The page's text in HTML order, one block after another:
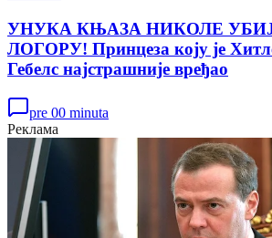
УНУКА КЊАЗА НИКОЛЕ
ЛОГОРУ! Принцеза коју је
Гебелс најстрашније вређао
pre 00 minuta
Реклама